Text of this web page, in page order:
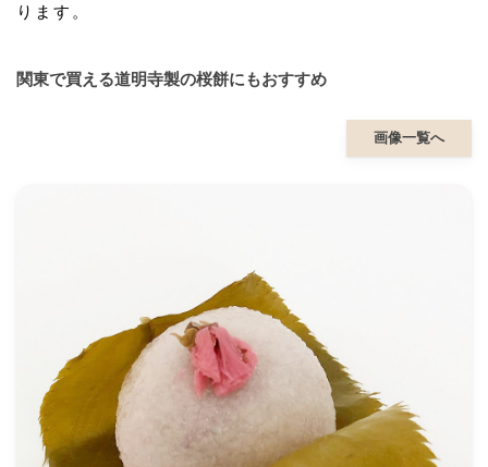
ります。
関東で買える道明寺製の桜餅にもおすすめ
画像一覧へ